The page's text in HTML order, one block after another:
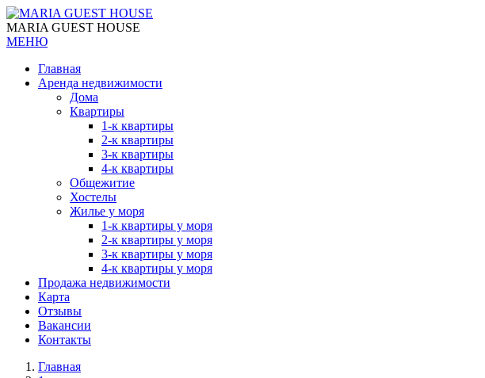
MARIA GUEST HOUSE
МЕНЮ
Главная
Аренда недвижимости
Дома
Квартиры
1-к квартиры
2-к квартиры
3-к квартиры
4-к квартиры
Общежитие
Хостелы
Жилье у моря
1-к квартиры у моря
2-к квартиры у моря
3-к квартиры у моря
4-к квартиры у моря
Продажа недвижимости
Карта
Отзывы
Вакансии
Контакты
Главная